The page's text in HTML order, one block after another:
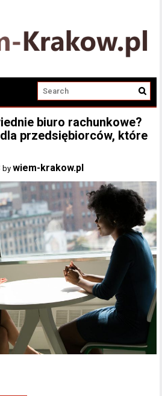
biuro rachunkowe?
przedsiębiorców, które
bywiem-krakow.pl